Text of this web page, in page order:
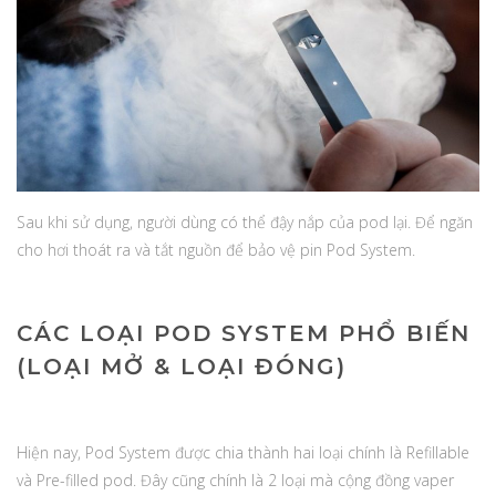
Sau khi sử dụng, người dùng có thể đậy nắp của pod lại. Để ngăn
cho hơi thoát ra và tắt nguồn để bảo vệ pin Pod System.
CÁC LOẠI POD SYSTEM PHỔ BIẾN
(LOẠI MỞ & LOẠI ĐÓNG)
Hiện nay, Pod System được chia thành hai loại chính là Refillable
và Pre-filled pod. Đây cũng chính là 2 loại mà cộng đồng vaper